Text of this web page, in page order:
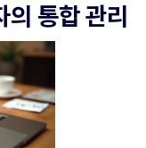
통합 관리